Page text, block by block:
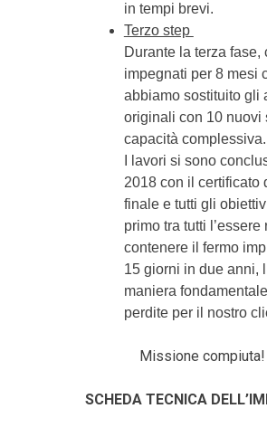
in tempi brevi.
Terzo step
Durante la terza fase,
impegnati per 8 mesi
abbiamo sostituito gli
originali con 10 nuovi
capacità complessiva.
I lavori si sono
2018 con il certificato
finale e tutti gli
primo tra tutti l’essere
contenere il fermo
15 giorni in due anni,
maniera
perdite per il nostro
Missione compiuta!
SCHEDA TECNICA